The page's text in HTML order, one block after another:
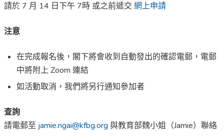
請於 7 月 14 日下午 7時 或之前遞交 網上申請
注意
在完成報名後，閣下將會收到自動發出的確認電郵，電郵
中將附上 Zoom 連結
如活動取消，我們將另行通知參加者
查詢
請電郵至 jamie.ngai@kfbg.org 與教育部魏小姐（Jamie）聯絡